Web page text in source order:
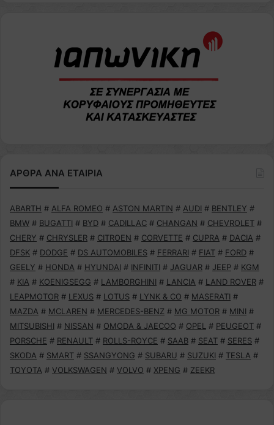
ΑΡΘΡΑ ΑΝΑ ΕΤΑΙΡΙΑ
ABARTH # ALFA ROMEO # ASTON MARTIN # AUDI # BENTLEY #
BMW # BUGATTI # BYD # CADILLAC # CHANGAN # CHEVROLET #
CHERY # CHRYSLER # CITROEN # CORVETTE # CUPRA # DACIA #
DFSK # DODGE # DS AUTOMOBILES # FERRARI # FIAT # FORD #
GEELY # HONDA # HYUNDAI # INFINITI # JAGUAR # JEEP # KGM
# KIA # KOENIGSEGG # LAMBORGHINI # LANCIA # LAND ROVER #
LEAPMOTOR # LEXUS # LOTUS # LYNK & CO # MASERATI #
MAZDA # MCLAREN # MERCEDES-BENZ # MG MOTOR # MINI #
MITSUBISHI # NISSAN # OMODA & JAECOO # OPEL # PEUGEOT #
PORSCHE # RENAULT # ROLLS-ROYCE # SAAB # SEAT # SERES #
SKODA # SMART # SSANGYONG # SUBARU # SUZUKI # TESLA #
TOYOTA # VOLKSWAGEN # VOLVO # XPENG # ZEEKR